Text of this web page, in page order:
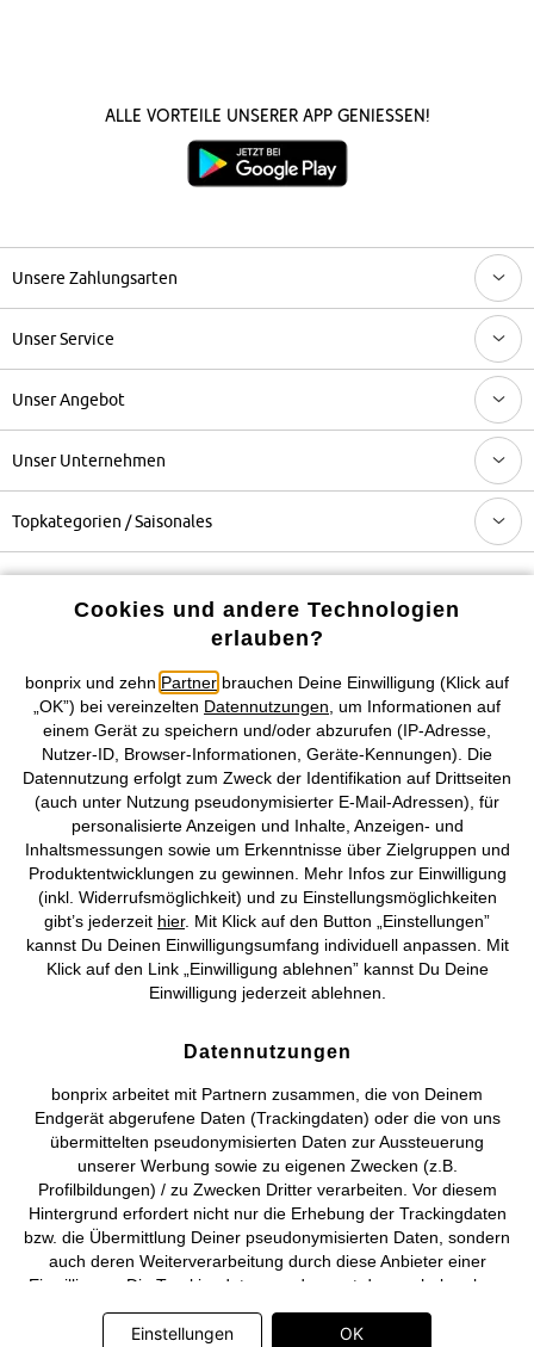
Alle Vorteile unserer App genießen!
Unsere Zahlungsarten
Unser Service
Unser Angebot
Unser Unternehmen
Topkategorien / Saisonales
Mehr von bonprix auf
Preisangaben inkl. gesetzl. MwSt. und zzgl.
Service- &
Versandkosten
AGB Datenschutz Cookie-Einstellungen Impressum
Vertrag widerrufen
©2026 bonprix.Alle Rechte vorbehalten.
Deutsch Français
Cookies und andere Technologien
erlauben?
bonprix und zehn Partner brauchen Deine Einwilligung (Klick auf
„OK”) bei vereinzelten Datennutzungen , um Informationen auf
einem Gerät zu speichern und/oder abzurufen (IP-Adresse,
Nutzer-ID, Browser-Informationen, Geräte-Kennungen). Die
Datennutzung erfolgt zum Zweck der Identifikation auf Drittseiten
(auch unter Nutzung pseudonymisierter E-Mail-Adressen), für
personalisierte Anzeigen und Inhalte, Anzeigen- und
Inhaltsmessungen sowie um Erkenntnisse über Zielgruppen und
Produktentwicklungen zu gewinnen. Mehr Infos zur Einwilligung
(inkl. Widerrufsmöglichkeit) und zu Einstellungsmöglichkeiten
gibt’s jederzeit hier. Mit Klick auf den Button „Einstellungen”
kannst Du Deinen Einwilligungsumfang individuell anpassen. Mit
Klick auf den Link „Einwilligung ablehnen” kannst Du Deine
Einwilligung jederzeit ablehnen.
Datennutzungen
bonprix arbeitet mit Partnern zusammen, die von Deinem
Endgerät abgerufene Daten (Trackingdaten) oder die von uns
übermittelten pseudonymisierten Daten zur Aussteuerung
unserer Werbung sowie zu eigenen Zwecken (z.B.
Profilbildungen) / zu Zwecken Dritter verarbeiten. Vor diesem
Hintergrund erfordert nicht nur die Erhebung der Trackingdaten
bzw. die Übermittlung Deiner pseudonymisierten Daten, sondern
auch deren Weiterverarbeitung durch diese Anbieter einer
Einwilligung. Die Trackingdaten werden erst dann erhoben bzw.
Deine pseudonymisierten Daten erst dann übermittelt, wenn Du
auf den in dem Banner auf bonprix.de wiedergebenden Button
Einstellungen OK